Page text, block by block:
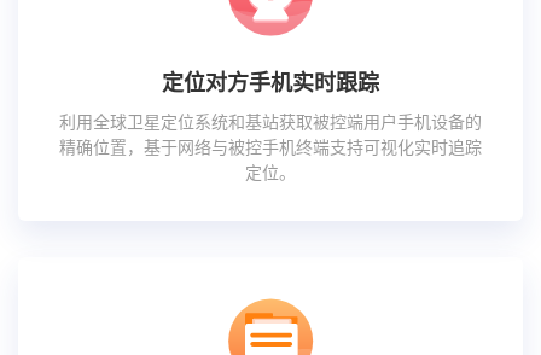
定位对方手机实时跟踪
利用全球卫星定位系统和基站获取被控端用户手机设备的
精确位置，基于网络与被控手机终端支持可视化实时追踪
定位。